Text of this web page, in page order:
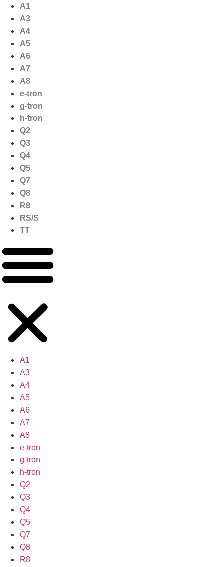
naar
inhoud
A1
A3
A4
A5
A6
A7
A8
e-tron
g-tron
h-tron
Q2
Q3
Q4
Q5
Q7
Q8
R8
RS/S
TT
A1
A3
A4
A5
A6
A7
A8
e-tron
g-tron
h-tron
Q2
Q3
Q4
Q5
Q7
Q8
R8